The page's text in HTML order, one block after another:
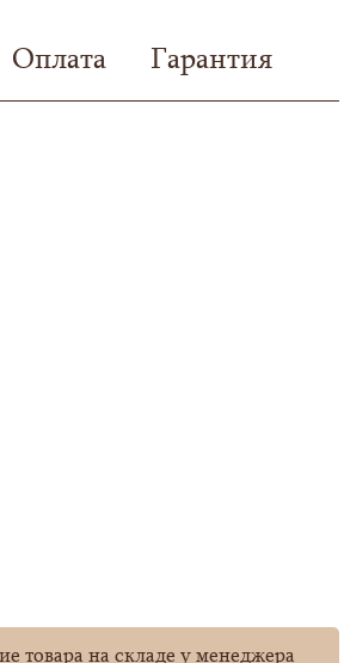
Оплата Гарантия
товара на складе у менеджера